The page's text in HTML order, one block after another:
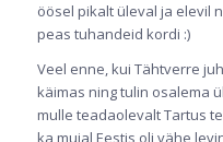
öösel pikalt üleval ja elevil
peas tuhandeid kordi :)
Veel enne, kui Tähtverre
käimas ning tulin osalema
mulle teadaolevalt Tartus